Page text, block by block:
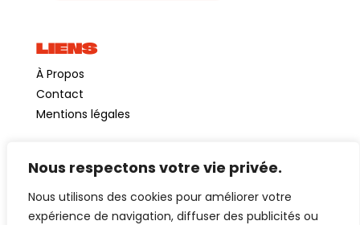
Nous respectons votre vie privée.
Nous utilisons des cookies pour améliorer votre
expérience de navigation, diffuser des publicités ou
LIENS
À Propos
Contact
Mentions légales
©GuinguetteChezAlriq2026
Création site internetYOSOY studio